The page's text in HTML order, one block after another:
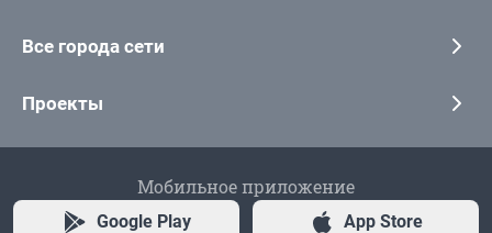
Все города сети
Проекты
Мобильное приложение
Google Play App Store